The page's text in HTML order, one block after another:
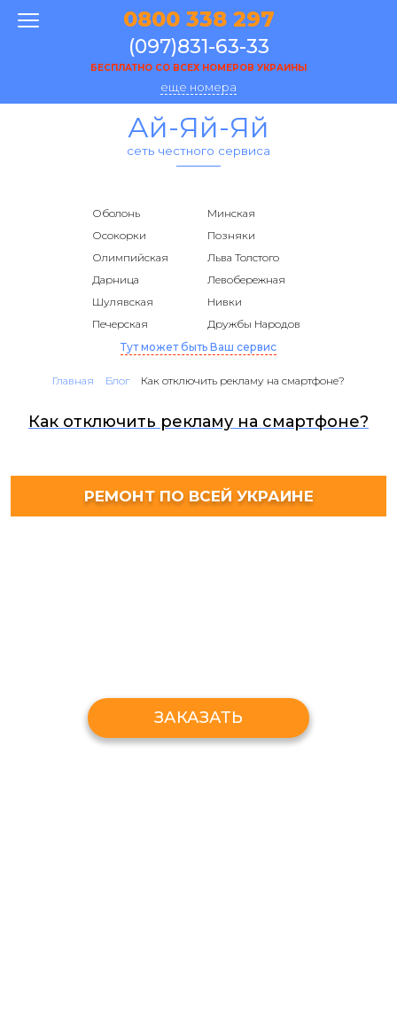
0800 338 297
(097)831-63-33
БЕСПЛАТНО СО ВСЕХ НОМЕРОВ УКРАИНЫ
еще номера
Ай-Яй-Яй
сеть честного сервиса
Оболонь
Минская
Осокорки
Позняки
Олимпийская
Льва Толстого
Дарница
Левобережная
Шулявская
Нивки
Печерская
Дружбы Народов
Тут может быть Ваш сервис
Главная Блог Как отключить рекламу на смартфоне?
Как отключить рекламу на смартфоне?
РЕМОНТ ПО ВСЕЙ УКРАИНЕ
ЗАКАЗАТЬ